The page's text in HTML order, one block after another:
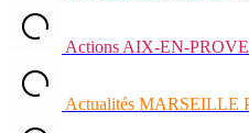
Actions AIX-EN-
Actualités MARSEILLE